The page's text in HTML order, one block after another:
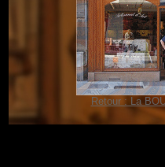
Retour : La